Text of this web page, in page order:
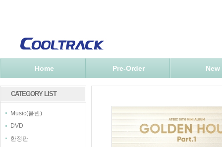
Home Pre-Order New
CATEGORY LIST
Music(음반)
DVD
한정판